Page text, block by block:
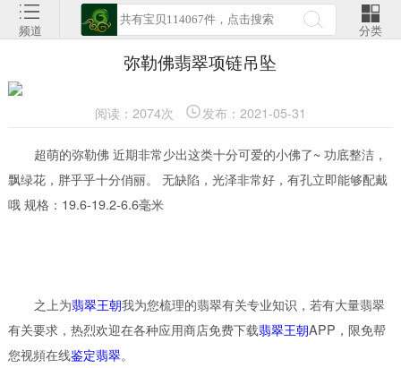
频道 分类
弥勒佛翡翠项链吊坠
阅读：2074次 发布：2021-05-31
超萌的弥勒佛 近期非常少出这类十分可爱的小佛了~ 功底整洁，
飘绿花，胖乎乎十分俏丽。 无缺陷，光泽非常好，有孔立即能够配戴
哦 规格：19.6-19.2-6.6毫米
之上为翡翠王朝我为您梳理的翡翠有关专业知识，若有大量翡翠
有关要求，热烈欢迎在各种应用商店免费下载翡翠王朝APP，限免帮
您视頻在线鉴定翡翠。